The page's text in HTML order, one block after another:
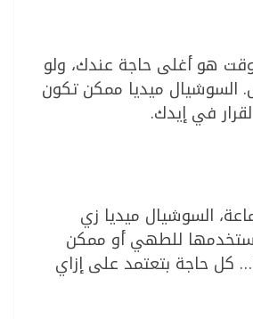
هو أغلى حاجة عندك، ولو
السوشيال ميديا ممكن تكون
في إيدك.
السوشيال ميديا زي
للطهي أو ممكن
كل حاجة بتعتمد على إزاي